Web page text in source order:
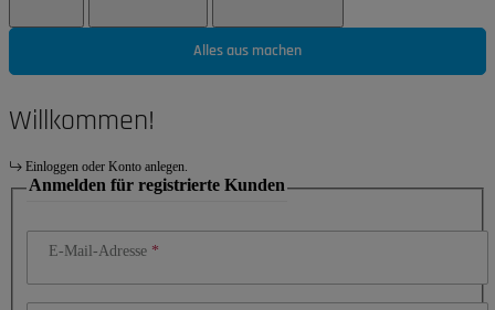
Alles aus machen
Willkommen!
Einloggen oder Konto anlegen.
Anmelden für registrierte Kunden
E-Mail-Adresse